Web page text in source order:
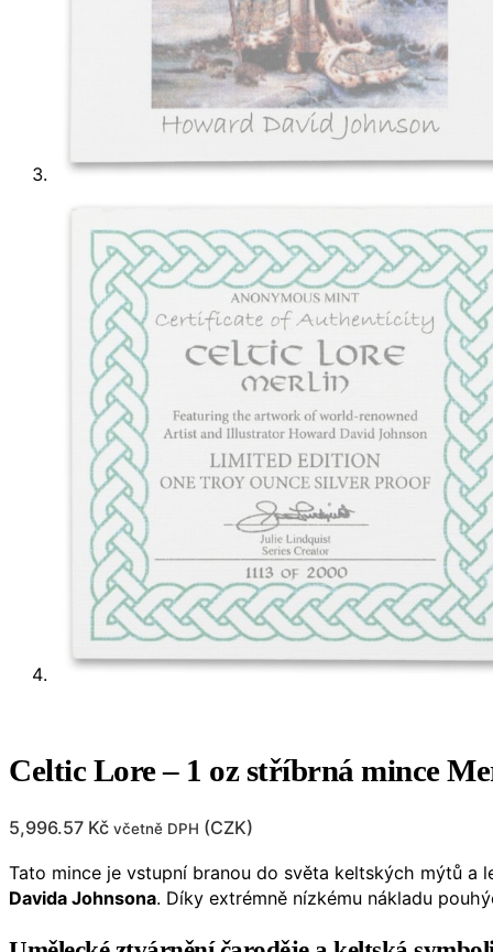
Celtic Lore – 1 oz stříbrná mince
5,996.57 Kč včetně DPH (CZK)
Tato mince je vstupní branou do světa keltských mýtů a
Davida Johnsona. Díky extrémně nízkému nákladu